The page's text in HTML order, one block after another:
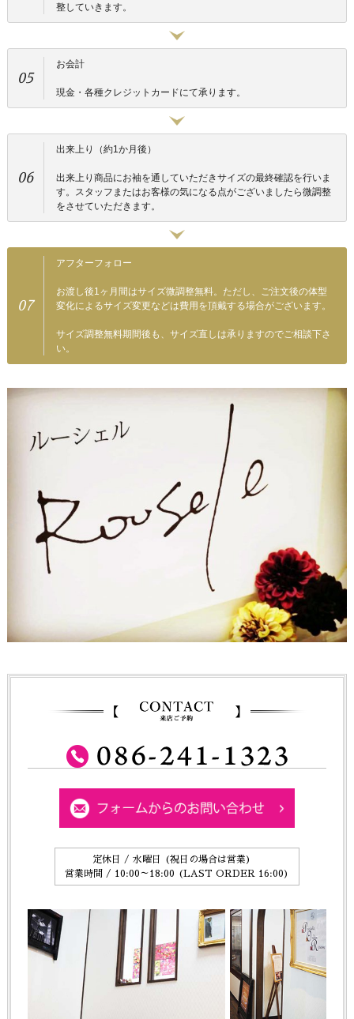
整していきます。
05
お会計
現金・各種クレジットカードにて承ります。
06
出来上り（約1か月後）
出来上り商品にお袖を通していただきサイズの最終確認を行いま
す。スタッフまたはお客様の気になる点がございましたら微調整
をさせていただきます。
07
アフターフォロー
お渡し後1ヶ月間はサイズ微調整無料。ただし、ご注文後の体型
変化によるサイズ変更などは費用を頂戴する場合がございます。
サイズ調整無料期間後も、サイズ直しは承りますのでご相談下さ
い。
定休日 / 水曜日 (祝日の場合は営業)
営業時間 / 10:00～18:00 (LAST ORDER 16:00)